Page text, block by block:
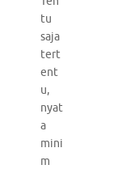
tu
saja
tert
ent
u,
nyat
a
mini
m